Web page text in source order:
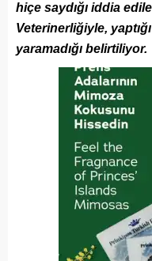
hiçe saydığı iddia
Veterinerliğiyle,
yaramadığı belirtiliyor.